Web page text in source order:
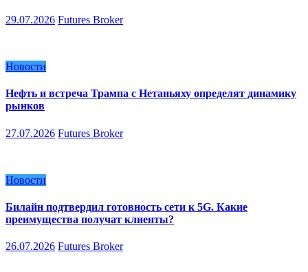
29.07.2026 Futures Broker
Новости
Нефть и встреча Трампа с Нетаньяху определят динамику
рынков
27.07.2026 Futures Broker
Новости
Билайн подтвердил готовность сети к 5G. Какие
преимущества получат клиенты?
26.07.2026 Futures Broker